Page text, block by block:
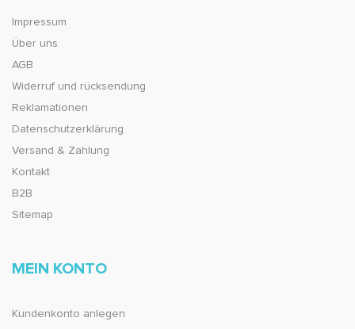
Impressum
Über uns
AGB
Widerruf und rücksendung
Reklamationen
Datenschutzerklärung
Versand & Zahlung
Kontakt
B2B
Sitemap
MEIN KONTO
Kundenkonto anlegen